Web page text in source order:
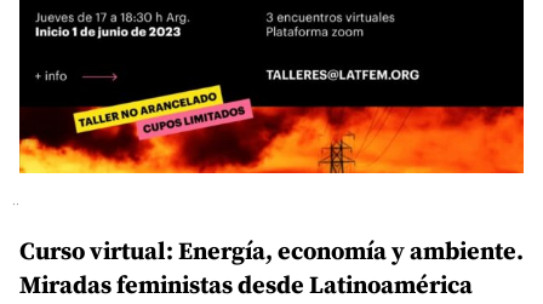
Curso virtual: Energía, economía y ambiente.
Miradas feministas desde Latinoamérica